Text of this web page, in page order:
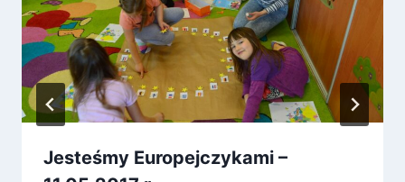
Jesteśmy Europejczykami –